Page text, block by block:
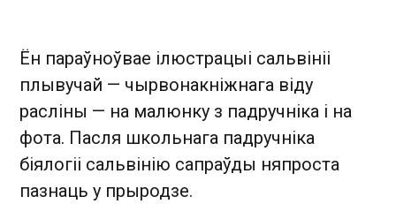
Ён параўноўвае ілюстрацыі сальвініі
плывучай — чырвонакніжнага віду
расліны — на малюнку з падручніка і на
фота. Пасля школьнага падручніка
біялогіі сальвінію сапраўды няпроста
пазнаць у прыродзе.